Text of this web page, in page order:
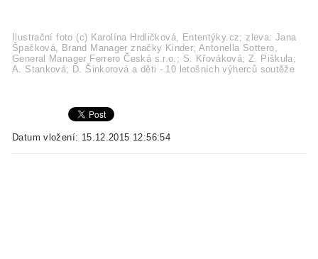
Ilustrační foto (c) Karolína Hrdličková, Ententýky.cz; zleva: Jana
Špačková, Brand Manager značky Kinder; Antonella Sottero,
General Manager Ferrero Česká s.r.o.; S. Křováková; Z. Piškula;
A. Stanková; D. Šinkorová a děti - 10 letošních výherců soutěže
Datum vložení: 15.12.2015 12:56:54